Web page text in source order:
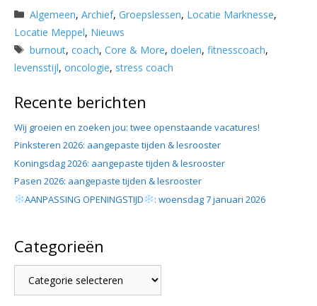
Categorieën
Algemeen,Archief,Groepslessen, Locatie Marknesse,
Locatie Meppel, Nieuws
Tags
burnout,coach,Core & More,doelen,fitnesscoach,
levensstijl, oncologie, stress coach
Recente berichten
Wij groeien en zoeken jou: twee openstaande vacatures!
Pinksteren 2026: aangepaste tijden & lesrooster
Koningsdag 2026: aangepaste tijden & lesrooster
Pasen 2026: aangepaste tijden & lesrooster
AANPASSING OPENINGSTIJD
: woensdag 7 januari 2026
Categorieën